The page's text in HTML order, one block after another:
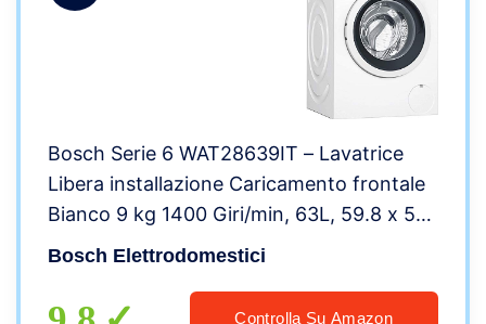
Bosch Serie 6 WAT28639IT – Lavatrice
Libera installazione Caricamento frontale
Bianco 9 kg 1400 Giri/min, 63L, 59.8 x 59
x 84.8 cm
Bosch Elettrodomestici
Controlla Su Amazon